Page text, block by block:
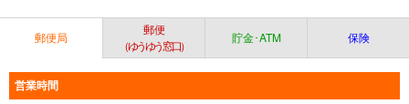
郵便局
郵便
（ゆうゆう窓口）
貯金･ATM 保険
営業時間